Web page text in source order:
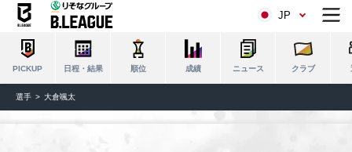
JP
PICKUP 日程・結果 順位 成績 ニュース クラブ
選手 大倉颯太